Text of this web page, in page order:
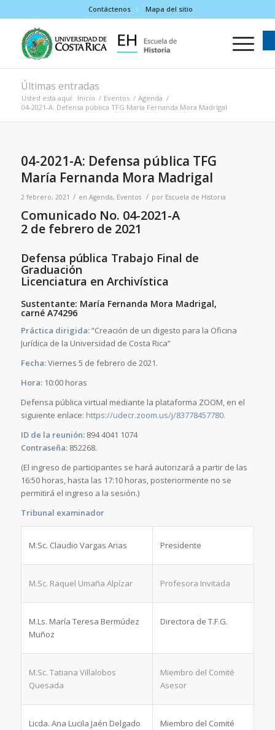
Contáctenos Mapa del sitio
Últimas entradas
Usted está aquí: Inicio / Eventos / Agenda /
04-2021-A: Defensa pública TFG María Fernanda Mora Madrigal
04-2021-A: Defensa pública TFG
María Fernanda Mora Madrigal
2 febrero, 2021 / en Agenda, Eventos / por Escuela de Historia
Comunicado No. 04-2021-A
2 de febrero de 2021
Defensa pública Trabajo Final de
Graduación
Licenciatura en Archivística
Sustentante: María Fernanda Mora Madrigal,
carné A74296
Práctica dirigida:“Creación de un digesto para la Oficina
Jurídica de la Universidad de Costa Rica”
Fecha:Viernes 5 de febrero de 2021.
Hora:10:00 horas
Defensa pública virtual mediante la plataforma ZOOM, en el
siguiente enlace: https://udecr.zoom.us/j/83778457780.
ID de la reunión:894 4041 1074
Contraseña:852268.
(El ingreso de participantes se hará autorizará a partir de las
16:50 horas, hasta las 17:10 horas, posteriormente no se
permitirá el ingreso a la sesión.)
Tribunal examinador
M.Sc. Claudio Vargas Arias Presidente
M.Sc. Raquel Umaña Alpízar Profesora Invitada
M.Ls. María Teresa Bermúdez
Muñoz
Directora de T.F.G.
M.Sc. Tatiana Villalobos
Quesada
Miembro del Comité
Asesor
Licda. Ana Lucila Jaén Delgado
Miembro del Comité